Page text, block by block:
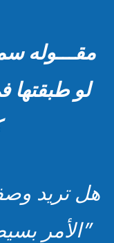
مقـــوله
لو طبقتها
الأمر بسيط , إفشـــــل كثـــيراً”